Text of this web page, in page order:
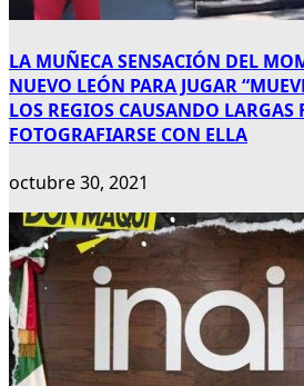
LA MUÑECA SENSACIÓN DEL
NUEVO LEÓN PARA JUGAR
LOS REGIOS CAUSANDO LARGAS
FOTOGRAFIARSE CON ELLA
octubre 30, 2021